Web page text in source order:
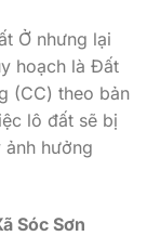
Ở nhưng lại
hoạch là Đất
(CC) theo bản
lô đất sẽ bị
hưởng
Sóc Sơn